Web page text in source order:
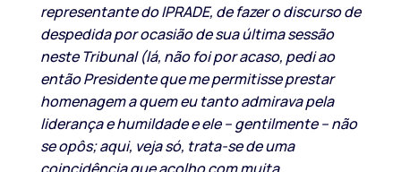
representante do IPRADE, de fazer o discurso de
despedida por ocasião de sua última sessão
neste Tribunal (lá, não foi por acaso, pedi ao
então Presidente que me permitisse prestar
homenagem a quem eu tanto admirava pela
liderança e humildade e ele – gentilmente – não
se opôs; aqui, veja só, trata-se de uma